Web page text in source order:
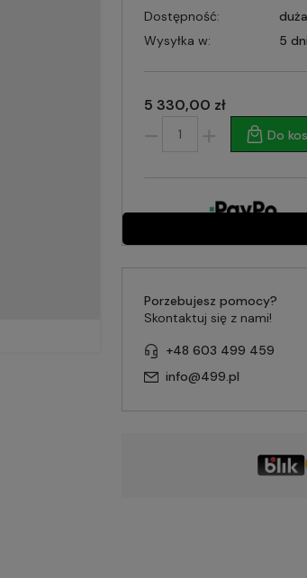
Dostępność:
Wysyłka w:
5 dni
5 330,00 zł
Do
Porzebujesz pomocy?
Skontaktuj się z nami!
+48 603 499 459
info@499.pl